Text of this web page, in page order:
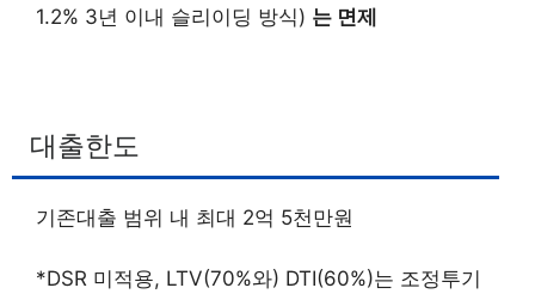
1.2% 3년 이내 슬리이딩 방식) 는 면제
대출한도
기존대출 범위 내 최대 2억 5천만원
*DSR 미적용, LTV(70%와) DTI(60%)는 조정투기